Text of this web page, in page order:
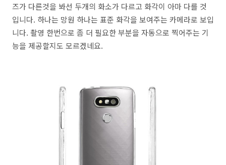
즈가 다른것을 봐선 두개의 화소가 다르고 화각이 아마 다를 것
입니다. 하나는 망원 하나는 표준 화각을 보여주는 카메라로 보입
니다. 촬영 한번으로 좀 더 필요한 부분을 자동으로 찍어주는 기
능을 제공할지도 모르겠네요.